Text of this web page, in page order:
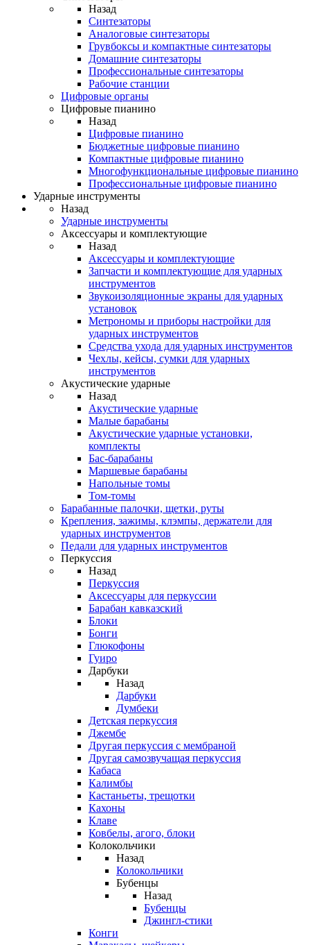
Назад
Синтезаторы
Аналоговые синтезаторы
Грувбоксы и компактные синтезаторы
Домашние синтезаторы
Профессиональные синтезаторы
Рабочие станции
Цифровые органы
Цифровые пианино
Назад
Цифровые пианино
Бюджетные цифровые пианино
Компактные цифровые пианино
Многофункциональные цифровые пианино
Профессиональные цифровые пианино
Ударные инструменты
Назад
Ударные инструменты
Аксессуары и комплектующие
Назад
Аксессуары и комплектующие
Запчасти и комплектующие для ударных
инструментов
Звукоизоляционные экраны для ударных
установок
Метрономы и приборы настройки для
ударных инструментов
Средства ухода для ударных инструментов
Чехлы, кейсы, сумки для ударных
инструментов
Акустические ударные
Назад
Акустические ударные
Mалые барабаны
Акустические ударные установки,
комплекты
Бас-барабаны
Маршевые барабаны
Напольные томы
Том-томы
Барабанные палочки, щетки, руты
Крепления, зажимы, клэмпы, держатели для
ударных инструментов
Педали для ударных инструментов
Перкуссия
Назад
Перкуссия
Аксессуары для перкуссии
Барабан кавказский
Блоки
Бонги
Глюкофоны
Гуиро
Дарбуки
Назад
Дарбуки
Думбеки
Детская перкуссия
Джембе
Другая перкуссия с мембраной
Другая самозвучащая перкуссия
Кабаса
Калимбы
Кастаньеты, трещотки
Кахоны
Клаве
Ковбелы, агого, блоки
Колокольчики
Назад
Колокольчики
Бубенцы
Назад
Бубенцы
Джингл-стики
Конги